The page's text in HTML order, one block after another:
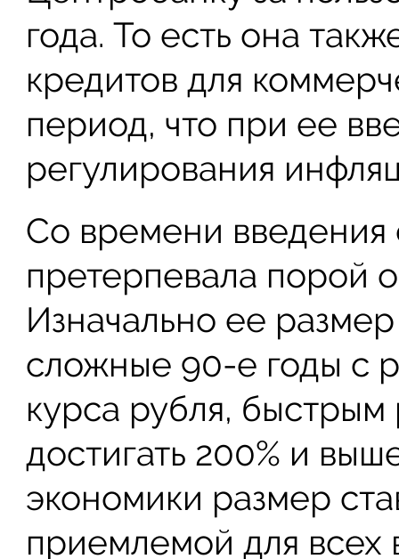
года. То есть она
кредитов для
период, что при ее
регулирования
Со времени введения
претерпевала порой
Изначально ее
сложные 90-е годы с
курса рубля,
достигать 200% и
экономики размер
приемлемой для всех